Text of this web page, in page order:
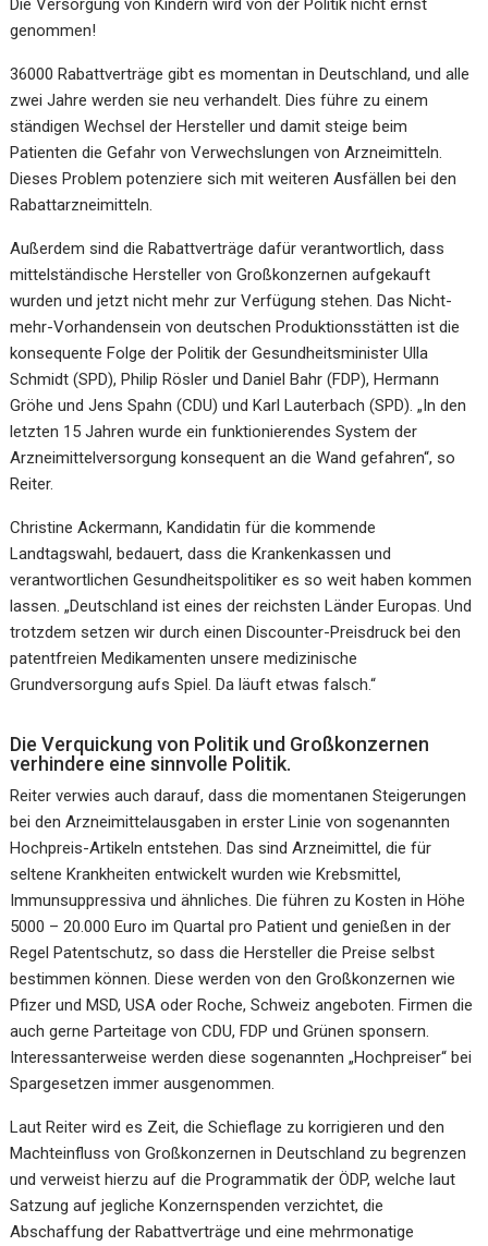
genommen!
36000 Rabattverträge gibt es momentan in Deutschland, und alle
zwei Jahre werden sie neu verhandelt. Dies führe zu einem
ständigen Wechsel der Hersteller und damit steige beim
Patienten die Gefahr von Verwechslungen von Arzneimitteln.
Dieses Problem potenziere sich mit weiteren Ausfällen bei den
Rabattarzneimitteln.
Außerdem sind die Rabattverträge dafür verantwortlich, dass
mittelständische Hersteller von Großkonzernen aufgekauft
wurden und jetzt nicht mehr zur Verfügung stehen. Das Nicht-
mehr-Vorhandensein von deutschen Produktionsstätten ist die
konsequente Folge der Politik der Gesundheitsminister Ulla
Schmidt (SPD), Philip Rösler und Daniel Bahr (FDP), Hermann
Gröhe und Jens Spahn (CDU) und Karl Lauterbach (SPD). „In den
letzten 15 Jahren wurde ein funktionierendes System der
Arzneimittelversorgung konsequent an die Wand gefahren“, so
Reiter.
Christine Ackermann, Kandidatin für die kommende
Landtagswahl, bedauert, dass die Krankenkassen und
verantwortlichen Gesundheitspolitiker es so weit haben kommen
lassen. „Deutschland ist eines der reichsten Länder Europas. Und
trotzdem setzen wir durch einen Discounter-Preisdruck bei den
patentfreien Medikamenten unsere medizinische
Grundversorgung aufs Spiel. Da läuft etwas falsch.“
Die Verquickung von Politik und Großkonzernen
verhindere eine sinnvolle Politik.
Reiter verwies auch darauf, dass die momentanen Steigerungen
bei den Arzneimittelausgaben in erster Linie von sogenannten
Hochpreis-Artikeln entstehen. Das sind Arzneimittel, die für
seltene Krankheiten entwickelt wurden wie Krebsmittel,
Immunsuppressiva und ähnliches. Die führen zu Kosten in Höhe
5000 – 20.000 Euro im Quartal pro Patient und genießen in der
Regel Patentschutz, so dass die Hersteller die Preise selbst
bestimmen können. Diese werden von den Großkonzernen wie
Pfizer und MSD, USA oder Roche, Schweiz angeboten. Firmen die
auch gerne Parteitage von CDU, FDP und Grünen sponsern.
Interessanterweise werden diese sogenannten „Hochpreiser“ bei
Spargesetzen immer ausgenommen.
Laut Reiter wird es Zeit, die Schieflage zu korrigieren und den
Machteinfluss von Großkonzernen in Deutschland zu begrenzen
und verweist hierzu auf die Programmatik der ÖDP, welche laut
Satzung auf jegliche Konzernspenden verzichtet, die
Abschaffung der Rabattverträge und eine mehrmonatige